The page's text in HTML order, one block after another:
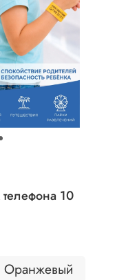
10
Оранжевый